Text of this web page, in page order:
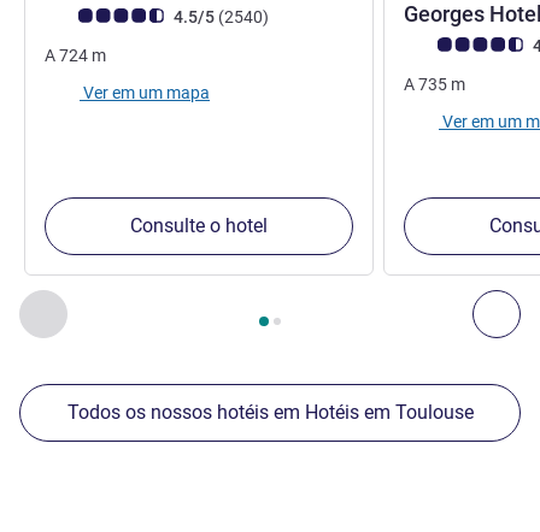
Anterior - Nossos outros estabelecimentos nas
Página , Nossos outros estabelecimentos nas
Classificação clientes Avis (Classificação ALL)
4.5/5 (2540comentários
)
A724 m
Ver em um mapa
Consulte o hotel
Georges
Classificação
A735 m
Ver em um
Todos os nossos hotéis em Hotéis em Toulouse